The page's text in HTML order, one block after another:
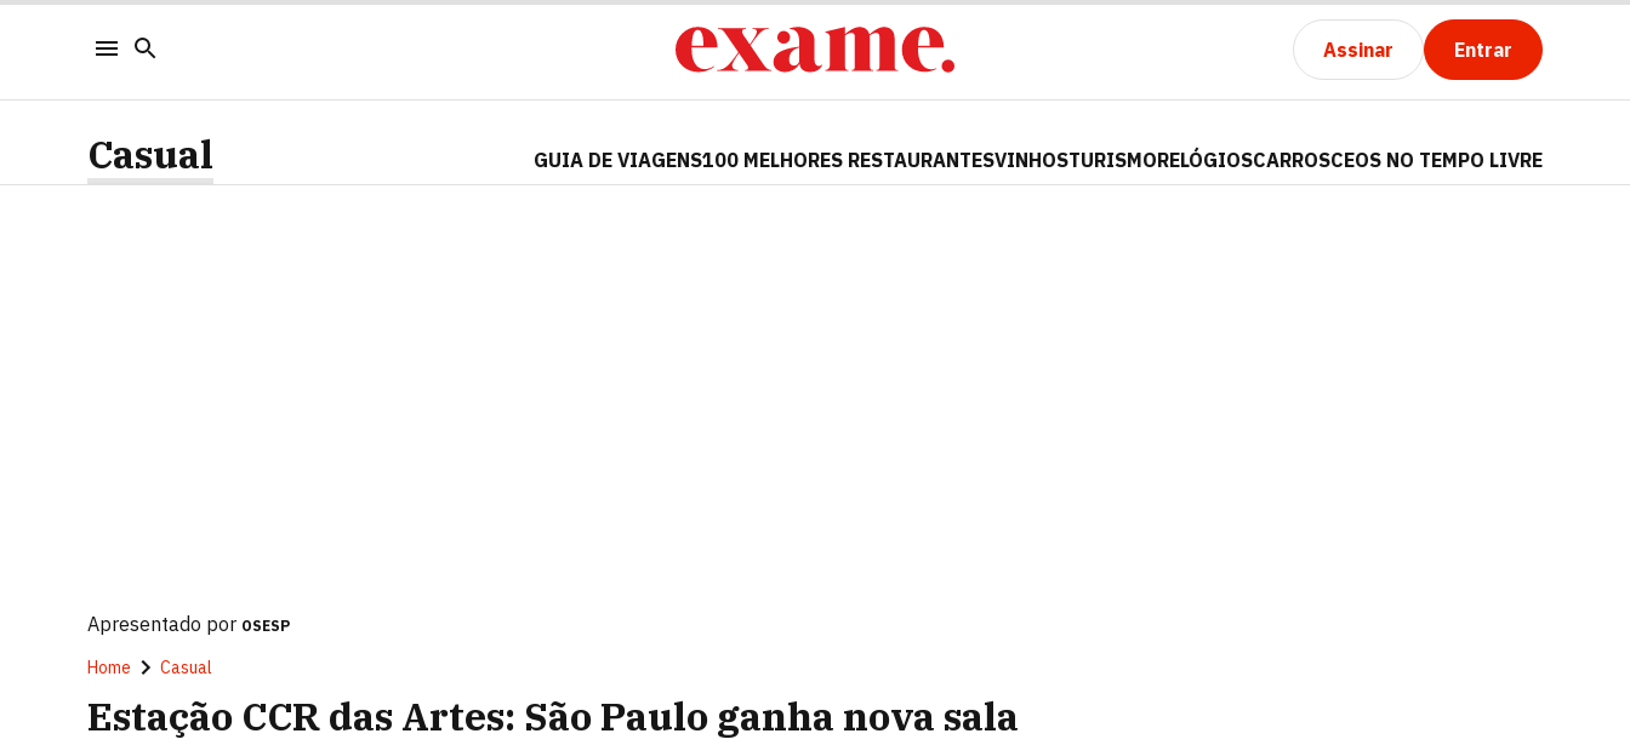
Assinar Entrar
Casual GUIA DE VIAGENS100 MELHORES RESTAURANTESVINHOSTURISMORELÓGIOSCARROSCEOS NO TEMPO LIVRE
Apresentado por OSESP
Home Casual
Estação CCR das Artes: São Paulo ganha nova sala